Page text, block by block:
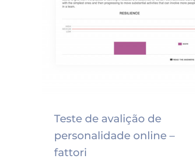
Teste de avalição de
Teste de avalição de
personalidade online –
fattori